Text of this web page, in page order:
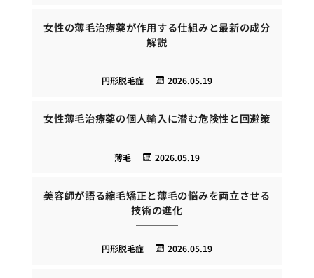
女性の薄毛治療薬が作用する仕組みと最新の成分
解説
2026.05.19
円形脱毛症
女性薄毛治療薬の個人輸入に潜む危険性と回避策
2026.05.19
薄毛
美容師が語る縮毛矯正と薄毛の悩みを両立させる
技術の進化
2026.05.19
円形脱毛症